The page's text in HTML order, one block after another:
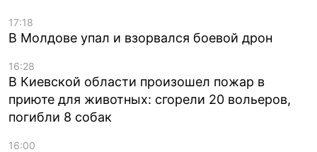
17:18
В Молдове упал и взорвался боевой дрон
16:28
В Киевской области произошел пожар в
приюте для животных: сгорели 20 вольеров,
погибли 8 собак
16:00